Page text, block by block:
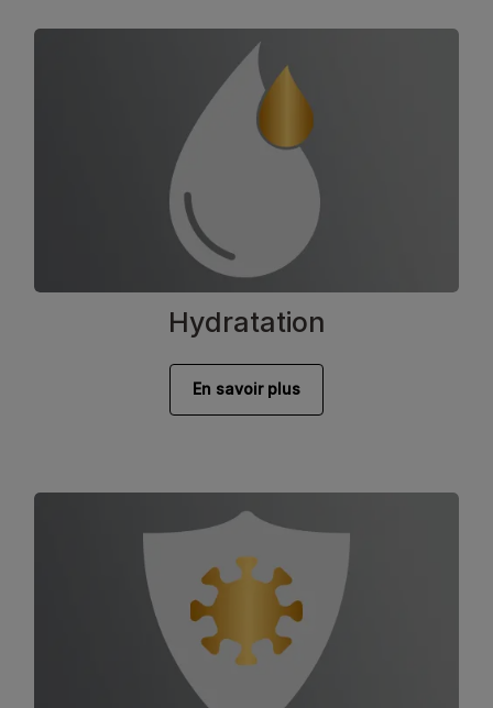
Hydratation
En savoir plus